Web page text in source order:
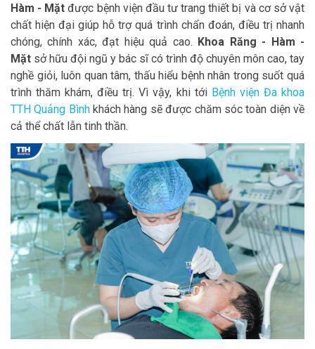
Hàm - Mặt được bệnh viện đầu tư trang thiết bị và cơ sở vật
chất hiện đại giúp hỗ trợ quá trình chẩn đoán, điều trị nhanh
chóng, chính xác, đạt hiệu quả cao. Khoa Răng - Hàm -
Mặt sở hữu đội ngũ y bác sĩ có trình độ chuyên môn cao, tay
nghề giỏi, luôn quan tâm, thấu hiểu bệnh nhân trong suốt quá
trình thăm khám, điều trị. Vì vậy, khi tới Bệnh viện Đa khoa
TTH Quảng Bìnhkhách hàng sẽ được chăm sóc toàn diện về
cả thể chất lẫn tinh thần.